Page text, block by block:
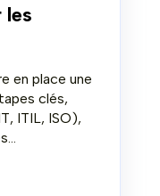
les
en place une
clés,
ITIL, ISO),